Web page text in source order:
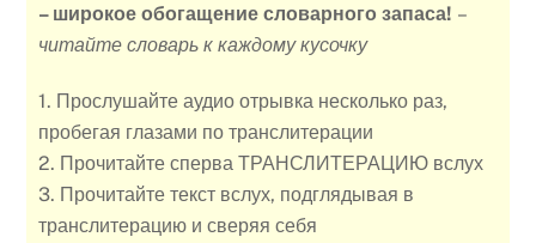
– широкое обогащение словарного запаса! –
читайте словарь к каждому кусочку
1. Прослушайте аудио отрывка несколько раз,
пробегая глазами по транслитерации
2. Прочитайте сперва ТРАНСЛИТЕРАЦИЮ вслух
3. Прочитайте текст вслух, подглядывая в
транслитерацию и сверяя себя